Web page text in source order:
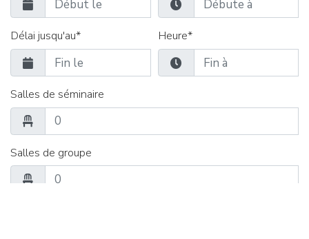
Délai jusqu'au* Heure*
Salles de séminaire
Salles de groupe